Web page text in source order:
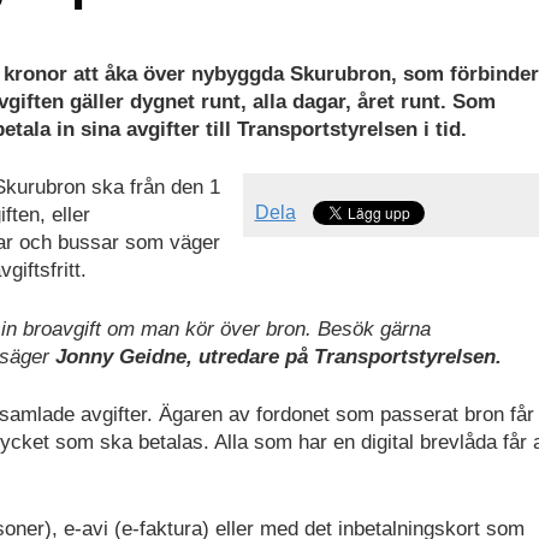
att åka över nybyggda Skurubron, som förbinder
gäller dygnet runt, alla dagar, året runt. Som
in sina avgifter till Transportstyrelsen i tid.
Dela
ska från den 1
eller
och bussar som väger
broavgift om man kör över bron. Besök gärna
Jonny Geidne, utredare på Transportstyrelsen.
avgifter. Ägaren av fordonet som passerat bron
som ska betalas. Alla som har en digital brevlåda får
e-avi (e-faktura) eller med det inbetalningskort som